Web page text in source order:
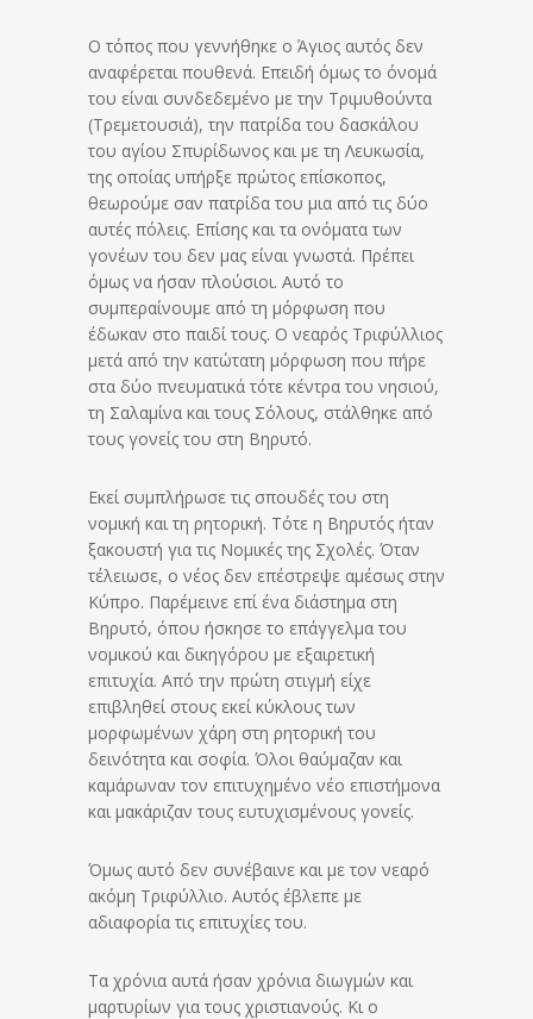
Ο τόπος που γεννήθηκε ο Άγιος αυτός δεν
αναφέρεται πουθενά. Επειδή όμως το όνομά
του είναι συνδεδεμένο με την Τριμυθούντα
(Τρεμετουσιά), την πατρίδα του δασκάλου
του αγίου Σπυρίδωνος και με τη Λευκωσία,
της οποίας υπήρξε πρώτος επίσκοπος,
θεωρούμε σαν πατρίδα του μια από τις δύο
αυτές πόλεις. Επίσης και τα ονόματα των
γονέων του δεν μας είναι γνωστά. Πρέπει
όμως να ήσαν πλούσιοι. Αυτό το
συμπεραίνουμε από τη μόρφωση που
έδωκαν στο παιδί τους. Ο νεαρός Τριφύλλιος
μετά από την κατώτατη μόρφωση που πήρε
στα δύο πνευματικά τότε κέντρα του νησιού,
τη Σαλαμίνα και τους Σόλους, στάλθηκε από
τους γονείς του στη Βηρυτό.
Εκεί συμπλήρωσε τις σπουδές του στη
νομική και τη ρητορική. Τότε η Βηρυτός ήταν
ξακουστή για τις Νομικές της Σχολές. Όταν
τέλειωσε, ο νέος δεν επέστρεψε αμέσως στην
Κύπρο. Παρέμεινε επί ένα διάστημα στη
Βηρυτό, όπου ήσκησε το επάγγελμα του
νομικού και δικηγόρου με εξαιρετική
επιτυχία. Από την πρώτη στιγμή είχε
επιβληθεί στους εκεί κύκλους των
μορφωμένων χάρη στη ρητορική του
δεινότητα και σοφία. Όλοι θαύμαζαν και
καμάρωναν τον επιτυχημένο νέο επιστήμονα
και μακάριζαν τους ευτυχισμένους γονείς.
Όμως αυτό δεν συνέβαινε και με τον νεαρό
ακόμη Τριφύλλιο. Αυτός έβλεπε με
αδιαφορία τις επιτυχίες του.
Τα χρόνια αυτά ήσαν χρόνια διωγμών και
μαρτυρίων για τους χριστιανούς. Κι ο